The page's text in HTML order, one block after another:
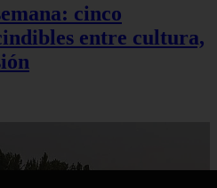
cinco
entre cultura,